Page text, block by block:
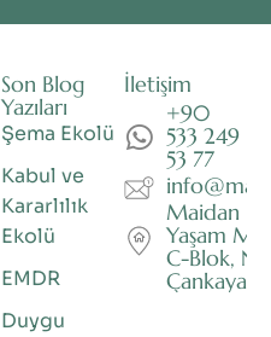
Son Blog
Yazıları
Şema Ekolü
Kabul ve
Kararlılık
Ekolü
EMDR
Duygu
İletişim
+90
533 249
53 77
Maidan İş
Yaşam
C-Blok,
Çankaya/